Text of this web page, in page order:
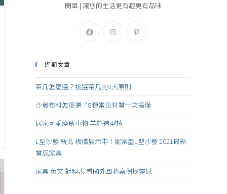
簡單 | 讓您的生活更有趣更有品味
近期文章
茶几怎麼選？挑選茶几的4大原則
沙發布料怎麼選？8種常見材質一次搞懂
居家可愛療癒小物 羊駝造型椅
L型沙發 新北 板橋展示中！妮蒂亞L型沙發 2021最新
質感家具
家具 英文 對照表 看國外風格案例找靈感